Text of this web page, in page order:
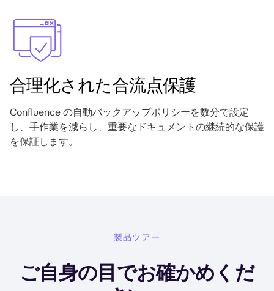
Image
合理化された合流点保護
Confluence の自動バックアップポリシーを数分で設定
し、手作業を減らし、重要なドキュメントの継続的な保護
を保証します。
製品ツアー
ご自身の目でお確かめくだ